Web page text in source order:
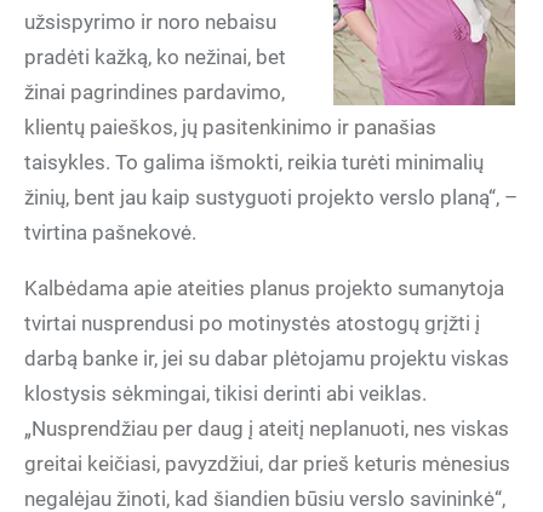
užsispyrimo ir noro nebaisu
pradėti kažką, ko nežinai, bet
žinai pagrindines pardavimo,
klientų paieškos, jų pasitenkinimo ir panašias
taisykles. To galima išmokti, reikia turėti minimalių
žinių, bent jau kaip sustyguoti projekto verslo planą“, –
tvirtina pašnekovė.
Kalbėdama apie ateities planus projekto sumanytoja
tvirtai nusprendusi po motinystės atostogų grįžti į
darbą banke ir, jei su dabar plėtojamu projektu viskas
klostysis sėkmingai, tikisi derinti abi veiklas.
„Nusprendžiau per daug į ateitį neplanuoti, nes viskas
greitai keičiasi, pavyzdžiui, dar prieš keturis mėnesius
negalėjau žinoti, kad šiandien būsiu verslo savininkė“,